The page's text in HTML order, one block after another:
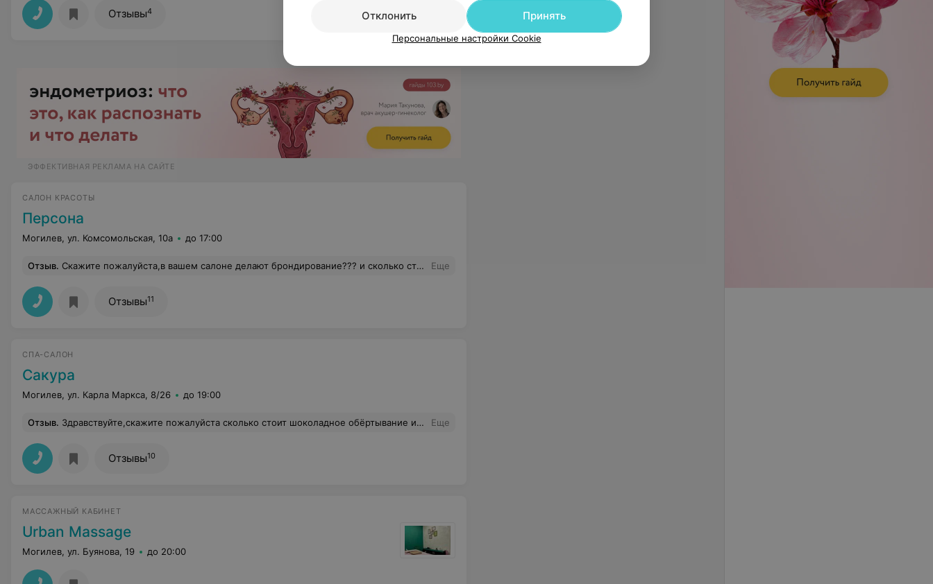
Отзывы4
ЭФФЕКТИВНАЯ РЕКЛАМА НА САЙТЕ
САЛОН КРАСОТЫ
Персона
Могилев, ул. Комсомольская, 10а до 17:00
Отзыв. Скажите пожалуйста,в вашем салоне делают брондирование??? и сколько стоит это удовольствие? Еще
Отзывы11
СПА-САЛОН
Сакура
Могилев, ул. Карла Маркса, 8/26 до 19:00
Отзыв. Здравствуйте,скажите пожалуйста сколько стоит шоколадное обёртывание и что входит в данную услугу? А также есть ли у вас на день рождения скидки? Еще
Отзывы10
МАССАЖНЫЙ КАБИНЕТ
Urban Massage
Могилев, ул. Буянова, 19 до 20:00
Отклонить
Принять
Персональные настройки Cookie